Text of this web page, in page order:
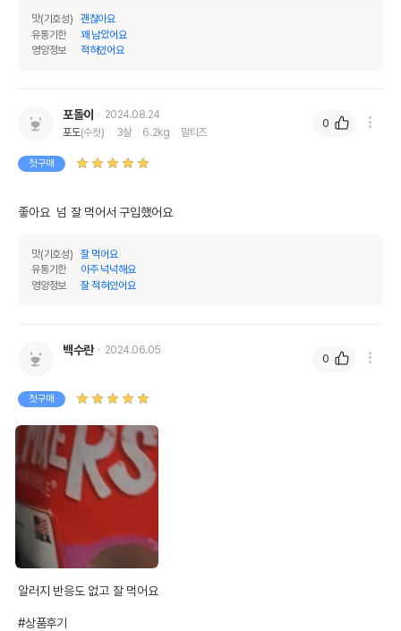
조단백질
조지방
조회분
오메가3
수분
상세 정보
원료구성
인산나트륨,아셀렌산 나트륨,티아민질산염,블루
베리,염화콜린,크랜베리,나이아신 보충제,건조켈
프,비트,건조 바실러스 코아귤런스 발효산물,건
조 락토바실러스 아시도필루스 발효산물,칠면조
모래주머니,아연 단백질 화합물,구리 단백질 화
그릭 씨,브로콜리,망간 단백질 화합물,타우린,탄
산칼슘,칠면조(갈은 뼈 포함),D-판토텐산 칼슘,
시금치,스쿼시호박,토코페롤(천연보존제),염화칼
륨,철 단백질 화합물,피리독신 염산염,비타민 E
맛(기호성)
괜찮아요
유통기한
꽤 남았어요
영양정보
적혀있어요
포돌이
2024.08.24
포도(수컷) 3살 6.2kg 말티즈
첫구매
좋아요  넘 잘 먹어서 구입했어요
맛(기호성)
잘 먹어요
유통기한
아주 넉넉해요
영양정보
잘 적혀있어요
0
백수란 2024.06.05
첫구매
알러지 반응도 없고 잘 먹어요
#상품후기
0